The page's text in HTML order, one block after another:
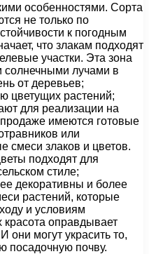
особенностями. Сорта
не только по
к погодным
что злакам подходят
участки. Эта зона
солнечными лучами в
от деревьев;
цветущих растений;
для реализации на
продаже имеются готовые
или
смеси злаков и цветов.
подходят для
стиле;
декоративны и более
растений, которые
и условиям
оправдывает
они могут украсить то,
посадочную почву.